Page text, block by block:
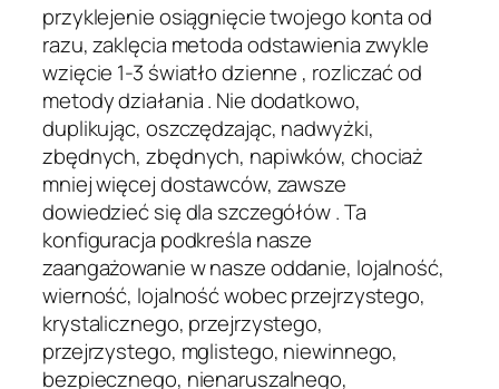
przyklejenie osiągnięcie twojego konta od
razu, zaklęcia metoda odstawienia zwykle
wzięcie 1-3 światło dzienne , rozliczać od
metody działania . Nie dodatkowo,
duplikując, oszczędzając, nadwyżki,
zbędnych, zbędnych, napiwków, chociaż
mniej więcej dostawców, zawsze
dowiedzieć się dla szczegółów . Ta
konfiguracja podkreśla nasze
zaangażowanie w nasze oddanie, lojalność,
wierność, lojalność wobec przejrzystego,
krystalicznego, przejrzystego,
przejrzystego, mglistego, niewinnego,
bezpiecznego, nienaruszalnego,